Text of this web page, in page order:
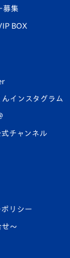
募集
BOX
んインスタグラム
チャンネル
リシー
せ〜